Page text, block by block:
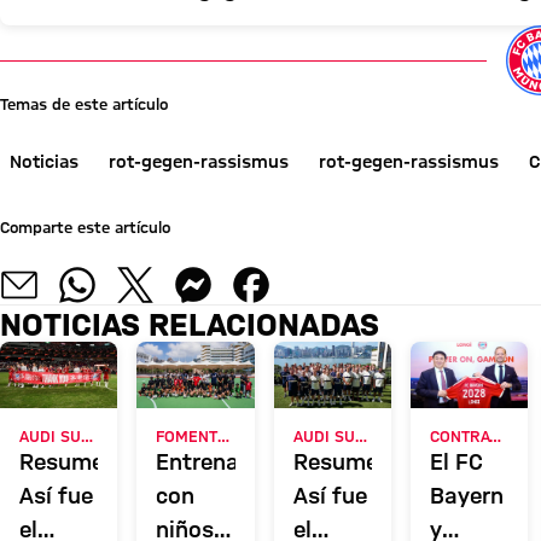
Temas de este artículo
Noticias rot-gegen-rassismus rot-gegen-rassismus
Comparte este artículo
NOTICIAS RELACIONADAS
Resumen:
Así fue
el
FOMENTO DE LA ACTIVIDAD FÍSICA
Entrenando
con
niños
Resumen:
Así fue
el
CONTRATO HASTA 2028
El FC
Bayern
y